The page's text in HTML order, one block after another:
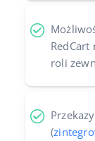
RedCart
roli
(